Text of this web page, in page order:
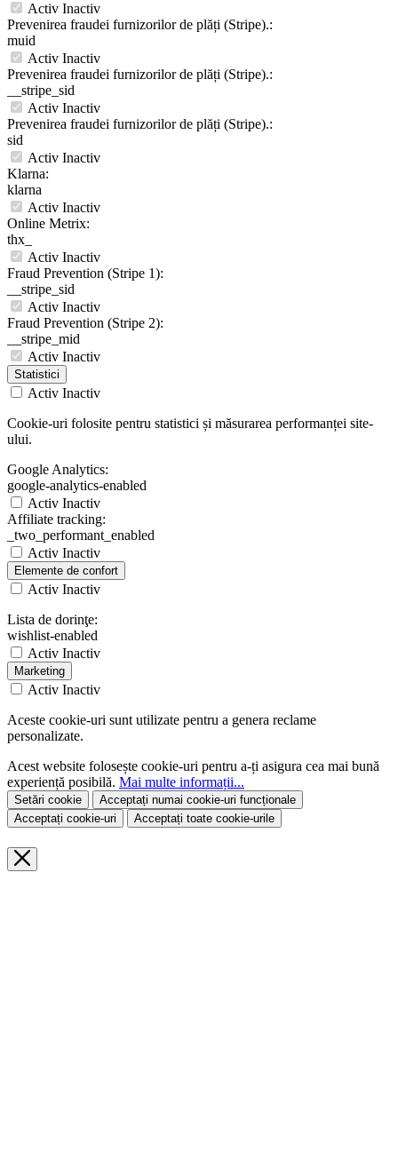
Activ Inactiv
Prevenirea fraudei furnizorilor de plăți (Stripe).:
muid
Activ Inactiv
Prevenirea fraudei furnizorilor de plăți (Stripe).:
__stripe_sid
Activ Inactiv
Prevenirea fraudei furnizorilor de plăți (Stripe).:
sid
Activ Inactiv
Klarna:
klarna
Activ Inactiv
Online Metrix:
thx_
Activ Inactiv
Fraud Prevention (Stripe 1):
__stripe_sid
Activ Inactiv
Fraud Prevention (Stripe 2):
__stripe_mid
Activ Inactiv
Statistici
Activ Inactiv
Cookie-uri folosite pentru statistici și măsurarea performanței site-
ului.
Google Analytics:
google-analytics-enabled
Activ Inactiv
Affiliate tracking:
_two_performant_enabled
Activ Inactiv
Elemente de confort
Activ Inactiv
Lista de dorinţe:
wishlist-enabled
Activ Inactiv
Marketing
Activ Inactiv
Aceste cookie-uri sunt utilizate pentru a genera reclame
personalizate.
Acest website folosește cookie-uri pentru a-ți asigura cea mai bună
experiență posibilă. Mai multe informații...
Setări cookie
Acceptați numai cookie-uri funcționale
Acceptați cookie-uri
Acceptați toate cookie-urile